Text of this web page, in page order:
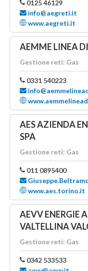
0125 46129
info@aegreti.it
www.aegreti.it
AEMME LINEA
Gestione reti: Gas
0331 540223
AES AZIENDA
SPA
Gestione reti: Gas
011 0895400
www.aes.torino.it
AEVV ENERGIE
VALTELLINA
Gestione reti: Gas
0342 533533